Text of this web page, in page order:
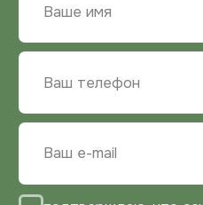
+7 (929) 534-10-77
АДРЕС
ПОЧТА
Московская область,
г. Балашиха, проспект Ленина, 2
г. Москва, Зарайская улица, 21, оф. 108